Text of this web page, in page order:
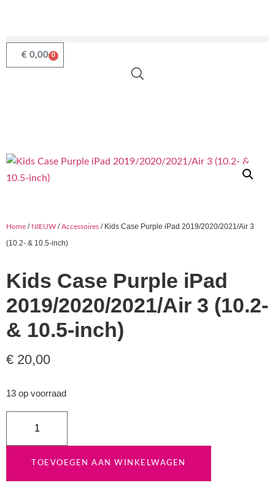
€ 0,00 0
Home / NIEUW /Accessoires / Kids Case Purple iPad 2019/2020/2021/Air 3
(10.2- & 10.5-inch)
Kids Case Purple iPad
2019/2020/2021/Air 3 (10.2-
& 10.5-inch)
€ 20,00
13 op voorraad
TOEVOEGEN AAN WINKELWAGEN